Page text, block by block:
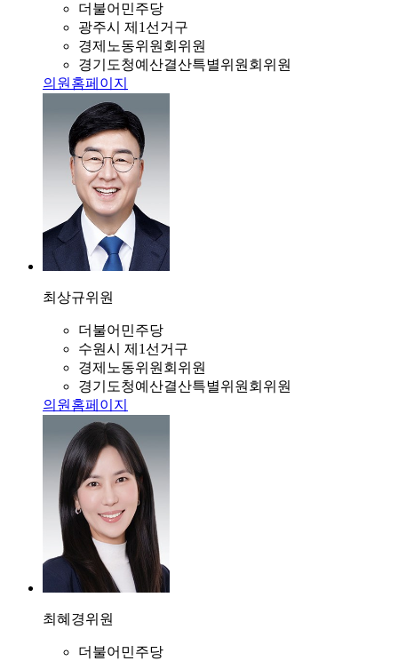
더불어민주당
광주시 제1선거구
경제노동위원회위원
경기도청예산결산특별위원회위원
의원홈페이지
최상규위원
더불어민주당
수원시 제1선거구
경제노동위원회위원
경기도청예산결산특별위원회위원
의원홈페이지
최혜경위원
더불어민주당